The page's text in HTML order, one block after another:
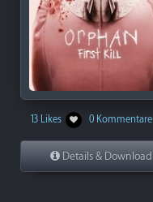
13 Likes 0 Kommentare
Details & Download